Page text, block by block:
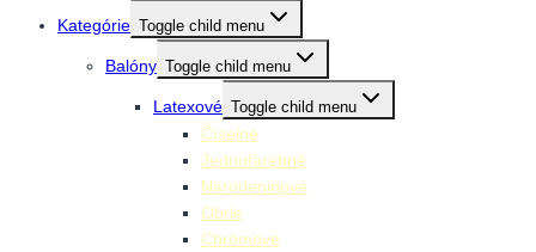
Kategórie Toggle child menu
Balóny Toggle child menu
Latexové Toggle child menu
Číselné
Jednofarebné
Narodeninové
Obrie
Chrómové